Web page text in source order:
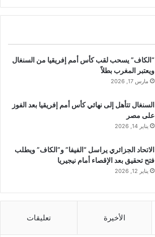
“الكاف” يسحب لقب كأس أمم إفريقيا من السنغال
ويعتبر المغرب بطلاً
مارس 17, 2026
السنغال تتأهل إلى نهائي كأس أمم إفريقيا بعد الفوز
على مصر
يناير 14, 2026
الاتحاد الجزائري يراسل “الفيفا” و”الكاف” ويطلب
فتح تحقيق بعد الإقصاء أمام نيجيريا
يناير 12, 2026
الأخيرة تعليقات